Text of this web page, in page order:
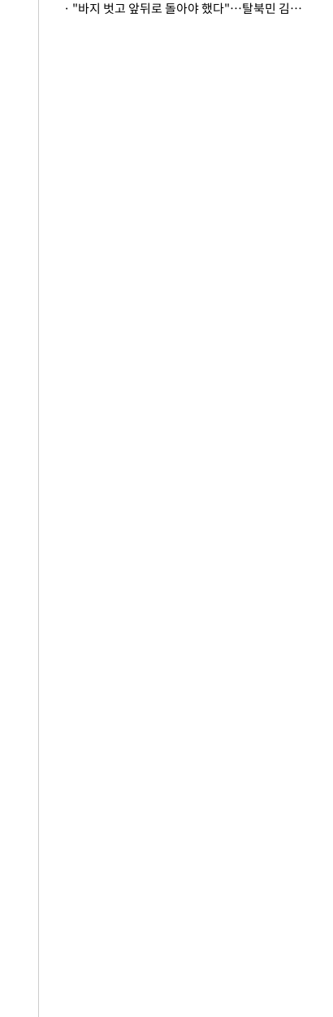
· "바지 벗고 앞뒤로 돌아야 했다"…탈북민 김서아, 기쁨조 검사 수치심 회상